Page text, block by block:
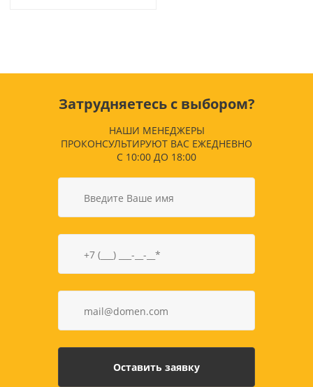
Затрудняетесь с выбором?
НАШИ МЕНЕДЖЕРЫ
ПРОКОНСУЛЬТИРУЮТ ВАС ЕЖЕДНЕВНО
С 10:00 ДО 18:00